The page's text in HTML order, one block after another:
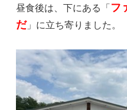
昼食後は、下にある「フ
だ」に立ち寄りました。